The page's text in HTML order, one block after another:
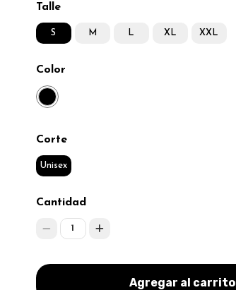
Talle
S M L XL XXL
Color
Corte
Unisex
Cantidad
1
Agregar al carrito